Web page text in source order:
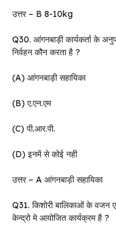
उत्तर – B 8-10kg
Q30. आंगनबाड़ी कार्यकर्ता के
निर्वहन कौन करता है ?
(A) आंगनबाड़ी सहायिका
(B) ए.एन.एम
(C) पी.आर.पी.
(D) इनमें से कोई नही
उत्तर – A आंगनबाड़ी सहायिका
Q31. किशोरी बालिकाओं के वजन
केन्द्रो मे आयोजित कार्यक्रम है ?